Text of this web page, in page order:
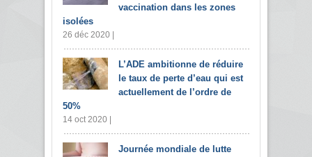
vaccination dans les zones
isolées
26 déc 2020 |
L’ADE ambitionne de réduire
le taux de perte d’eau qui est
actuellement de l’ordre de
50%
14 oct 2020 |
Journée mondiale de lutte